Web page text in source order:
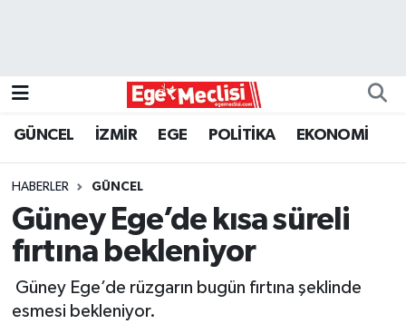
GÜNCEL İZMİR EGE POLİTİKA EKONOMİ
HABERLER GÜNCEL
Güney Ege’de kısa süreli
fırtına bekleniyor
Güney Ege’de rüzgarın bugün fırtına şeklinde
esmesi bekleniyor.
GÜNCEL
İZMİR
ÖZEL HABER
POLİTİKA